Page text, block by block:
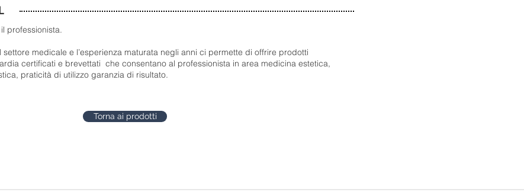
professionista.
settore medicale e l’esperienza maturata negli anni ci permette di offrire prodotti
certificati e brevettati che consentano al professionista in area medicina estetica,
praticità di utilizzo garanzia di risultato.
Torna ai prodotti